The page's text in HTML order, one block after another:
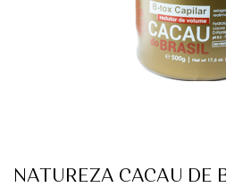
NATUREZA CACAU DE